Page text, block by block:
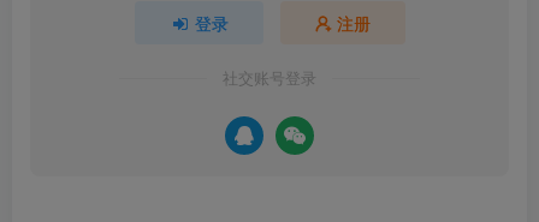
登录 注册
社交账号登录